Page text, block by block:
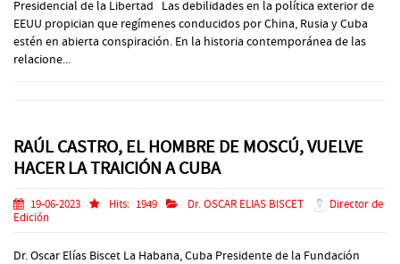
Presidencial de la Libertad Las debilidades en la política exterior de
EEUU propician que regímenes conducidos por China, Rusia y Cuba
estén en abierta conspiración. En la historia contemporánea de las
relacione...
RAÚL CASTRO, EL HOMBRE DE MOSCÚ, VUELVE
HACER LA TRAICIÓN A CUBA
19-06-2023 Hits: 1949 Dr. OSCAR ELIAS BISCET
Director de
Edición
Dr. Oscar Elías Biscet La Habana, Cuba Presidente de la Fundación